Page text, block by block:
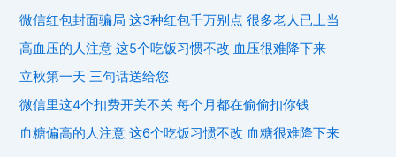
微信红包封面骗局 这3种红包千万别点 很多老人已上当
高血压的人注意 这5个吃饭习惯不改 血压很难降下来
立秋第一天 三句话送给您
微信里这4个扣费开关不关 每个月都在偷偷扣你钱
血糖偏高的人注意 这6个吃饭习惯不改 血糖很难降下来